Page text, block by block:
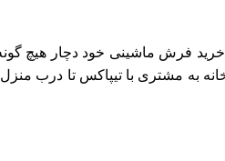
خرید فرش ماشینی خود دچار هیچ
به مشتری باتیپاکس تا درب